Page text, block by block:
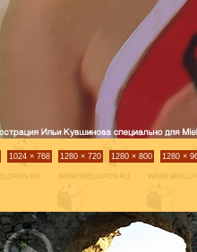
1024 × 768 1280 × 720 1280 × 800 1280 ×